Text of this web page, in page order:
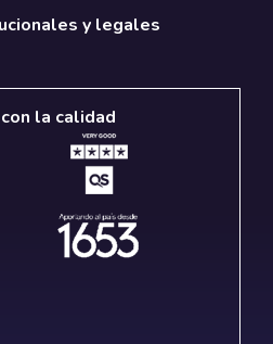
y legales
la calidad